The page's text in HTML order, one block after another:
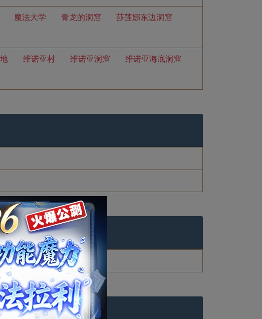
魔法大学 青龙的洞窟 莎莲娜东边洞窟
维诺亚村 维诺亚洞窟 维诺亚海底洞窟